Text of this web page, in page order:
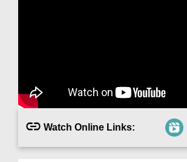
Magazine
Departments
Watch Online Links: